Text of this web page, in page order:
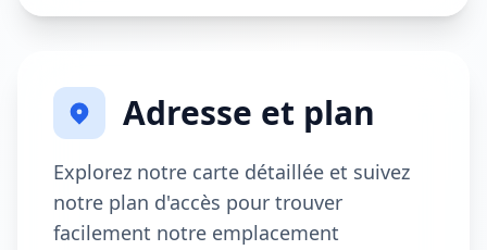
Adresse et plan
Explorez notre carte détaillée et suivez
notre plan d'accès pour trouver
facilement notre emplacement